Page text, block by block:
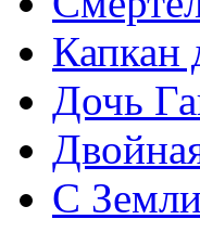
Капкан
Дочь
С